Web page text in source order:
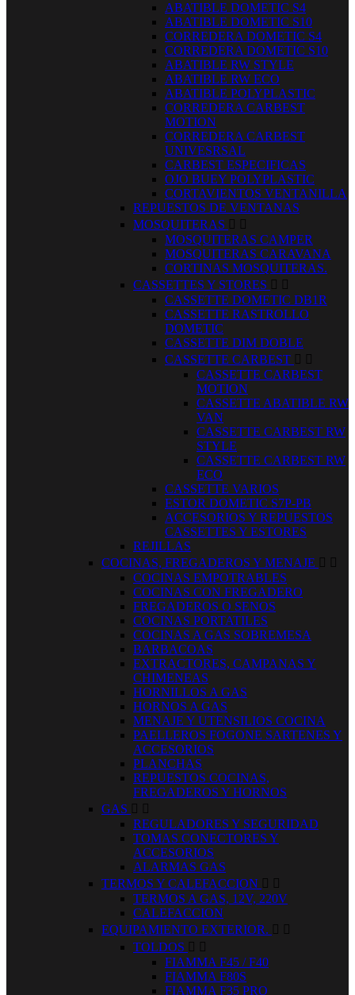
ABATIBLE DOMETIC S4
ABATIBLE DOMETIC S10
CORREDERA DOMETIC S4
CORREDERA DOMETIC S10
ABATIBLE RW STYLE
ABATIBLE RW ECO
ABATIBLE POLYPLASTIC
CORREDERA CARBEST
MOTION
CORREDERA CARBEST
UNIVESRSAL
CARBEST ESPECIFICAS
OJO BUEY POLYPLASTIC
CORTAVIENTOS VENTANILLA
REPUESTOS DE VENTANAS
MOSQUITERAS  
MOSQUITERAS CAMPER
MOSQUITERAS CARAVANA
CORTINAS MOSQUITERAS.
CASSETTES Y STORES  
CASSETTE DOMETIC DB1R
CASSETTE RASTROLLO
DOMETIC
CASSETTE DIM DOBLE
CASSETTE CARBEST  
CASSETTE CARBEST
MOTION
CASSETTE ABATIBLE RW
VAN
CASSETTE CARBEST RW
STYLE
CASSETTE CARBEST RW
ECO
CASSETTE VARIOS
ESTOR DOMETIC S7P-PB
ACCESORIOS Y REPUESTOS
CASSETTES Y ESTORES
REJILLAS
COCINAS, FREGADEROS Y MENAJE  
COCINAS EMPOTRABLES
COCINAS CON FREGADERO
FREGADEROS O SENOS
COCINAS PORTATILES
COCINAS A GAS SOBREMESA
BARBACOAS
EXTRACTORES, CAMPANAS Y
CHIMENEAS
HORNILLOS A GAS
HORNOS A GAS
MENAJE Y UTENSILIOS COCINA
PAELLEROS FOGONE SARTENES Y
ACCESORIOS
PLANCHAS
REPUESTOS COCINAS,
FREGADEROS Y HORNOS
GAS  
REGULADORES Y SEGURIDAD
TOMAS CONECTORES Y
ACCESORIOS
ALARMAS GAS
TERMOS Y CALEFACCION  
TERMOS A GAS, 12V, 220V
CALEFACCION
EQUIPAMIENTO EXTERIOR.  
TOLDOS  
FIAMMA F45 / F40
FIAMMA F80S
FIAMMA F35 PRO